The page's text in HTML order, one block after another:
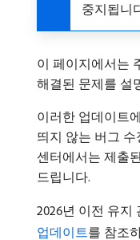
중지됩니
이 페이지에서는
해결된 문제를 설
이러한 업데이트
띄지 않는 버그 수
센터에서는 제출
드립니다.
2026년 이전 유지
업데이트를 참조